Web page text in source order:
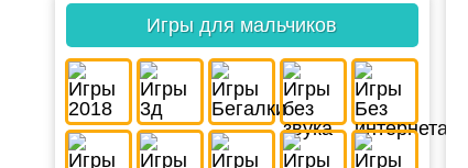
Игры для мальчиков